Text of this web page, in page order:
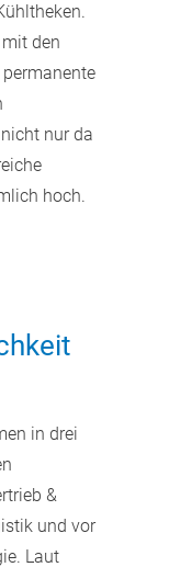
den
nur da
hoch.
in drei
&
und vor
Laut